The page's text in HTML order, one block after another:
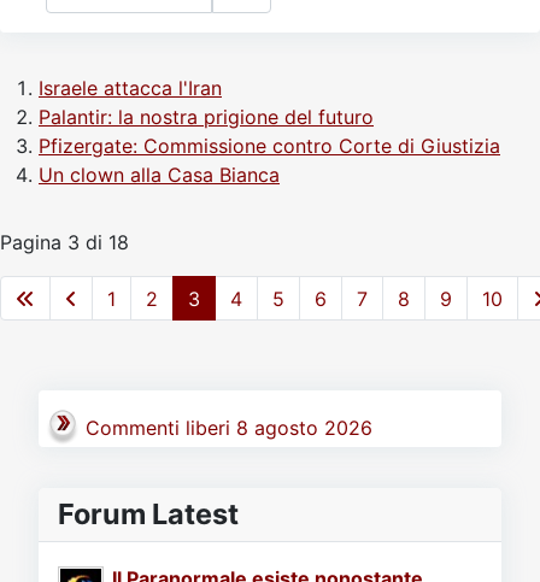
Israele attacca l'Iran
Palantir: la nostra prigione del futuro
Pfizergate: Commissione contro Corte di Giustizia
Un clown alla Casa Bianca
Pagina 3 di 18
1 2 3 4 5 6 7 8 9 10
Commenti liberi 8 agosto 2026
Forum Latest